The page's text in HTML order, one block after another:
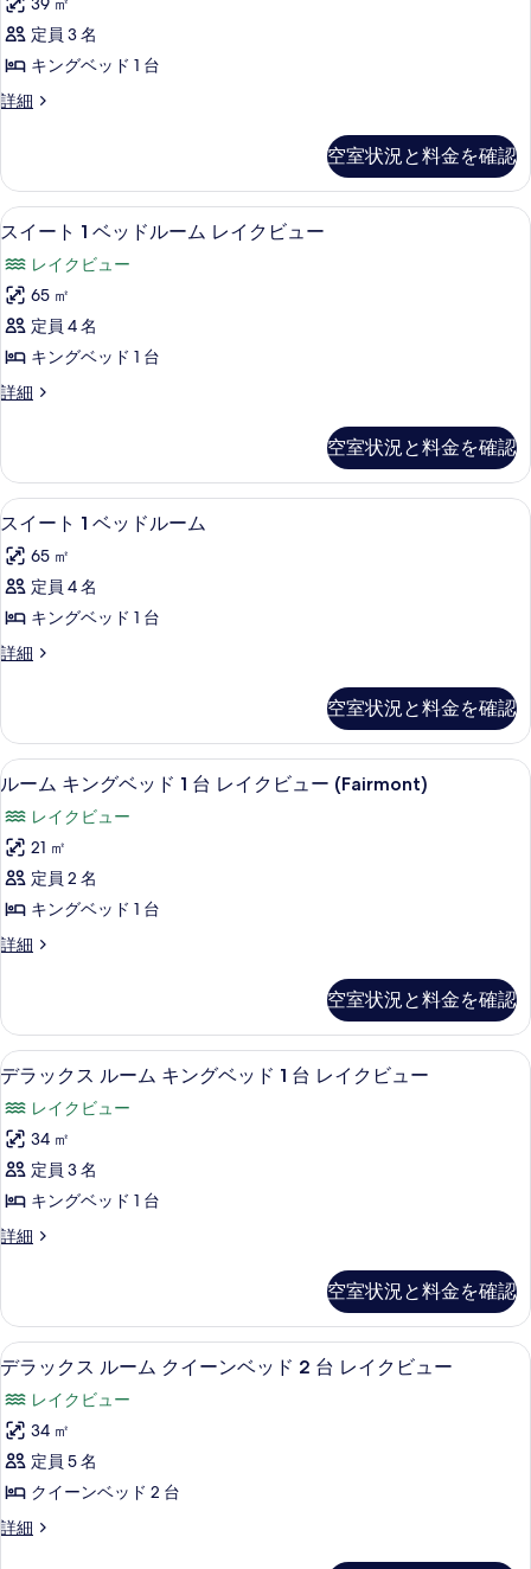
る
べ
て
の
写
表
示
す
る
ー
ン
ベ
ッ
台
(Mount
Temple)
の
す
べ
て
の
を
表
示
す
る
ク
イ
ン
ベ
ッ
台
Temple)
の
詳
細
ニ
ア
ス
イ
ト
キ
ン
グ
ベ
ッ
ド
1
イ
ク
ビ
ュ
ー
の
す
て
の
写
真
を
表
示
す
定員 3 名
キングベッド 1 台
詳細
ジ
ス
イ
ー
キ
ン
ベ
ッ
1
ク
ビ
ュ
ー
の
詳
細
空室状況と料金を確認
ス
ー
ト
1
ベ
ッ
ル
ー
ム
レ
イ
ク
ビ
の
す
べ
て
の
写
真
を
示
す
る
スイート 1 ベッドルーム レイクビュ
8
スイート 1 ベッドルーム レイクビュー
レイクビュー
65 ㎡
定員 4 名
キングベッド 1 台
詳細
ス
1
ベ
ッ
ル
ー
レ
イ
ク
ー
詳
細
空室状況と料金を確認
ス
イ
ー
ト
1
ベ
ド
ル
ー
ム
の
す
べ
て
真
を
表
示
す
る
スイート 1 ベッドルーム | 高級寝具
9
スイート 1 ベッドルーム
65 ㎡
定員 4 名
キングベッド 1 台
詳細
ス
1
ベ
ッ
ル
ー
の
詳
空室状況と料金を確認
ル
ム
キ
ン
グ
ベ
ド
台
レ
イ
ク
ビ
ュ
の
す
べ
て
の
写
真
を
ルーム キングベッド 1 台 レイクビ
7
ルーム キングベッド 1 台 レイクビュー (Fairmont)
レイクビュー
21 ㎡
定員 2 名
キングベッド 1 台
詳細
ル
ン
グ
ベ
ド
レ
イ
ビ
の
詳
細
空室状況と料金を確認
デ
ラ
ッ
ク
ス
ル
ー
キ
ン
グ
ベ
ッ
ド
1
台
デラックス ルーム キングベッド 1
11
デラックス ルーム キングベッド 1 台 レイクビュー
レイクビュー
34 ㎡
定員 3 名
キングベッド 1 台
詳細
デ
ス
ル
ー
キ
ン
ベ
ッ
1
空室状況と料金を確認
デ
ラ
ッ
ク
ス
ル
ー
デラックス ルーム クイーンベッド 2
12
デラックス ルーム クイーンベッド 2 台 レイクビュー
レイクビュー
34 ㎡
定員 5 名
クイーンベッド 2 台
詳細
デ